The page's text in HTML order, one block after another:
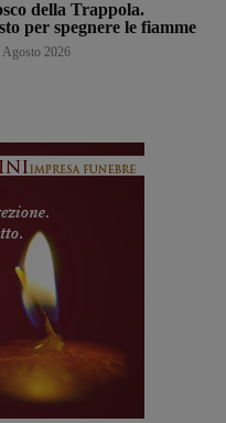
della Trappola.
per spegnere le fiamme
Agosto 2026